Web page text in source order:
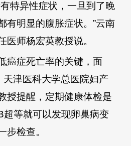
特异性症状，一旦到了晚
有明显的腹胀症状。”云南
医师杨宏英教授说。
症死亡率的关键，面
天津医科大学总医院妇产
授提醒，定期健康体检是
超等就可以发现卵巢病变
步检查。